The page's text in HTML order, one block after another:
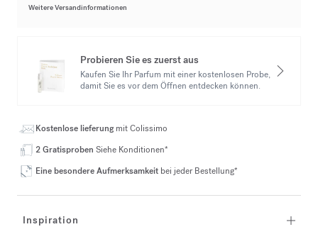
Weitere Versandinformationen
Probieren Sie es zuerst aus
Kaufen Sie Ihr Parfum mit einer kostenlosen Probe,
damit Sie es vor dem Öffnen entdecken können.
Kostenlose lieferungmit Colissimo
2 Gratisproben Siehe Konditionen*
Eine besondere Aufmerksamkeit bei jeder Bestellung*
Inspiration